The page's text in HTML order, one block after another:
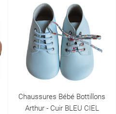
Chaussures Bébé Bottillons
Arthur - Cuir BLEU CIEL